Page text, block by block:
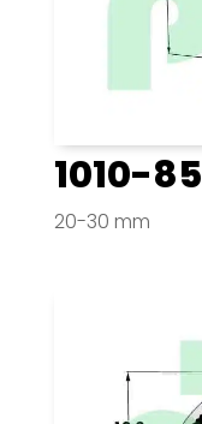
1010-85
20-30 mm